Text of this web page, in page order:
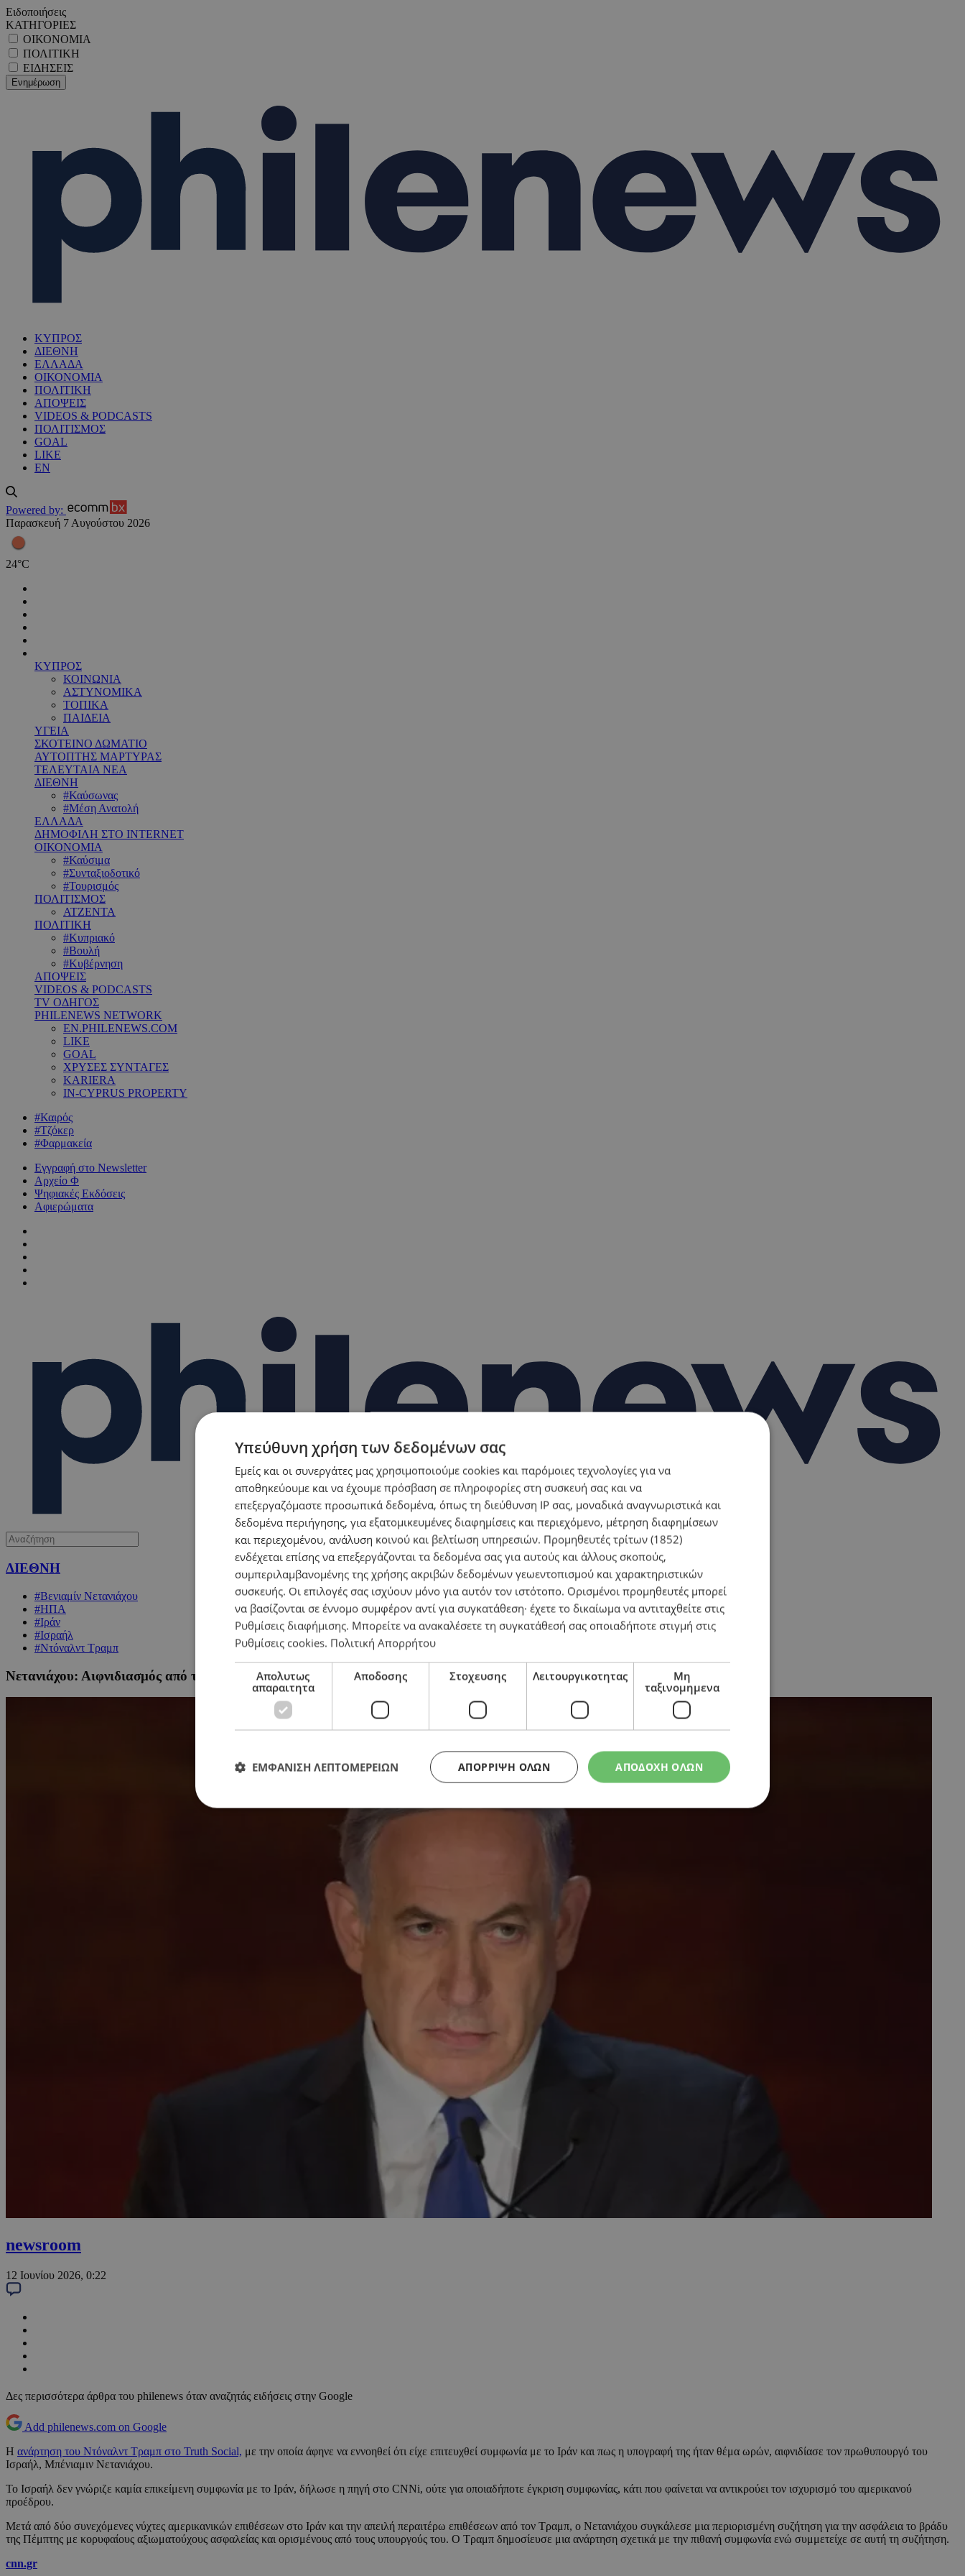
Ειδοποιήσεις
ΚΑΤΗΓΟΡΙΕΣ
ΟΙΚΟΝΟΜΙΑ
ΠΟΛΙΤΙΚΗ
ΕΙΔΗΣΕΙΣ
ΚΥΠΡΟΣ
ΔΙΕΘΝΗ
ΕΛΛΑΔΑ
ΟΙΚΟΝΟΜΙΑ
ΠΟΛΙΤΙΚΗ
ΑΠΟΨΕΙΣ
VIDEOS & PODCASTS
ΠΟΛΙΤΙΣΜΟΣ
GOAL
LIKE
EN
Powered by:
Παρασκευή 7 Αυγούστου 2026
24°C
ΚΥΠΡΟΣ
ΚΟΙΝΩΝΙΑ
ΑΣΤΥΝΟΜΙΚΑ
ΤΟΠΙΚΑ
ΠΑΙΔΕΙΑ
ΥΓΕΙΑ
ΣΚΟΤΕΙΝΟ ΔΩΜΑΤΙΟ
ΑΥΤΟΠΤΗΣ ΜΑΡΤΥΡΑΣ
ΤΕΛΕΥΤΑΙΑ ΝΕΑ
ΔΙΕΘΝΗ
#Καύσωνας
#Μέση Ανατολή
ΕΛΛΑΔΑ
ΔΗΜΟΦΙΛΗ ΣΤΟ INTERNET
ΟΙΚΟΝΟΜΙΑ
#Καύσιμα
#Συνταξιοδοτικό
#Τουρισμός
ΠΟΛΙΤΙΣΜΟΣ
ΑΤΖΕΝΤΑ
ΠΟΛΙΤΙΚΗ
#Κυπριακό
#Βουλή
#Κυβέρνηση
ΑΠΟΨΕΙΣ
VIDEOS & PODCASTS
TV ΟΔΗΓΟΣ
PHILENEWS NETWORK
EN.PHILENEWS.COM
LIKE
GOAL
ΧΡΥΣΕΣ ΣΥΝΤΑΓΕΣ
KARIERA
IN-CYPRUS PROPERTY
#Καιρός
#Τζόκερ
#Φαρμακεία
Εγγραφή στο Newsletter
Αρχείο Φ
Ψηφιακές Εκδόσεις
Αφιερώματα
ΔΙΕΘΝΗ
#Βενιαμίν Νετανιάχου
#ΗΠΑ
#Ιράν
#Ισραήλ
#Ντόναλντ Τραμπ
Νετανιάχου: Αιφνιδιασμός από την ανάρτηση Τραμπ – Δεν γνώριζε για συμφωνία με Ιράν το Ισραήλ
newsroom
12 Ιουνίου 2026, 0:22
Δες περισσότερα άρθρα του philenews όταν αναζητάς ειδήσεις στην Google
Add philenews.com on Google
Η ανάρτηση του Ντόναλντ Τραμπ στο Truth Social, με την οποία άφηνε να εννοηθεί ότι είχε επιτευχθεί συμφωνία με το Ιράν και πως η υπογραφή της ήταν θέμα ωρών, αιφνιδίασε τον πρωθυπουργό του
Ισραήλ, Μπένιαμιν Νετανιάχου.
Το Ισραήλ δεν γνώριζε καμία επικείμενη συμφωνία με το Ιράν, δήλωσε η πηγή στο CNNi, ούτε για οποιαδήποτε έγκριση συμφωνίας, κάτι που φαίνεται να αντικρούει τον ισχυρισμό του αμερικανού
προέδρου.
Μετά από δύο συνεχόμενες νύχτες αμερικανικών επιθέσεων στο Ιράν και την απειλή περαιτέρω επιθέσεων από τον Τραμπ, ο Νετανιάχου συγκάλεσε μια περιορισμένη συζήτηση για την ασφάλεια το βράδυ
της Πέμπτης με κορυφαίους αξιωματούχους ασφαλείας και ορισμένους από τους υπουργούς του. Ο Τραμπ δημοσίευσε μια ανάρτηση σχετικά με την πιθανή συμφωνία ενώ συμμετείχε σε αυτή τη συζήτηση.
cnn.gr
Υπεύθυνη χρήση των δεδομένων σας
Εμείς και οι συνεργάτες μας χρησιμοποιούμε cookies και παρόμοιες τεχνολογίες για να
αποθηκεύουμε και να έχουμε πρόσβαση σε πληροφορίες στη συσκευή σας και να
επεξεργαζόμαστε προσωπικά δεδομένα, όπως τη διεύθυνση IP σας, μοναδικά αναγνωριστικά και
δεδομένα περιήγησης, για εξατομικευμένες διαφημίσεις και περιεχόμενο, μέτρηση διαφημίσεων
και περιεχομένου, ανάλυση κοινού και βελτίωση υπηρεσιών. Προμηθευτές τρίτων (1852)
ενδέχεται επίσης να επεξεργάζονται τα δεδομένα σας για αυτούς και άλλους σκοπούς,
συμπεριλαμβανομένης της χρήσης ακριβών δεδομένων γεωεντοπισμού και χαρακτηριστικών
συσκευής. Οι επιλογές σας ισχύουν μόνο για αυτόν τον ιστότοπο. Ορισμένοι προμηθευτές μπορεί
να βασίζονται σε έννομο συμφέρον αντί για συγκατάθεση· έχετε το δικαίωμα να αντιταχθείτε στις
Ρυθμίσεις διαφήμισης. Μπορείτε να ανακαλέσετε τη συγκατάθεσή σας οποιαδήποτε στιγμή στις
Ρυθμίσεις cookies. Πολιτική Απορρήτου
Απολυτως
απαραιτητα
Αποδοσης Στοχευσης Λειτουργικοτητας
Μη
ταξινομημενα
ΑΠΟΔΟΧΗ ΟΛΩΝ
ΑΠΌΡΡΙΨΗ ΌΛΩΝ
ΕΜΦΑΝΙΣΗ ΛΕΠΤΟΜΕΡΕΙΩΝ